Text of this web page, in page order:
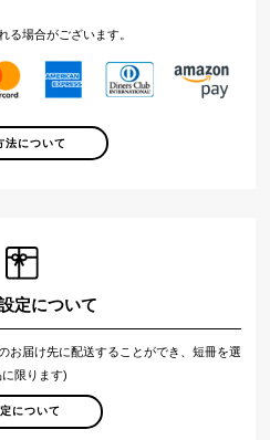
場合がございます。
法について
定について
お届け先に配送することができ、短冊を選
限ります)
について